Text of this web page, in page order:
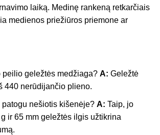
laiką. Medinę rankeną retkarčiais
medienos priežiūros priemone ar
peilio geležtės medžiaga? A: Geležtė
440 nerūdijančio plieno.
nešiotis kišenėje? A: Taip, jo
ir 65 mm geležtės ilgis užtikrina